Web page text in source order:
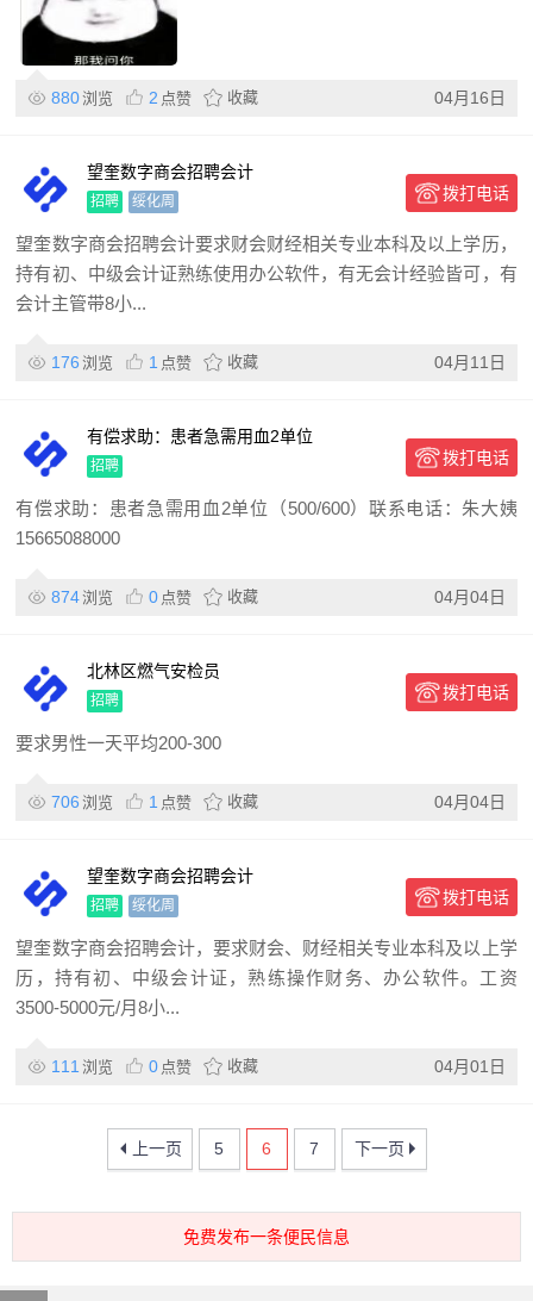
880浏览 2 点赞 收藏 04月16日
望奎数字商会招聘会计
招聘 绥化周 拨打电话
望奎数字商会招聘会计要求财会财经相关专业本科及以上学历，
持有初、中级会计证熟练使用办公软件，有无会计经验皆可，有
会计主管带8小...
176 浏览 1 点赞 收藏 04月11日
有偿求助：患者急需用血2单位
（500/600）联系电话：朱大
招聘 拨打电话
有偿求助：患者急需用血2单位（500/600）联系电话：朱大姨
15665088000
874浏览 0 点赞 收藏 04月04日
北林区燃气安检员
招聘 拨打电话
要求男性一天平均200-300
706 浏览 1 点赞 收藏 04月04日
望奎数字商会招聘会计
招聘 绥化周 拨打电话
望奎数字商会招聘会计，要求财会、财经相关专业本科及以上学
历，持有初、中级会计证，熟练操作财务、办公软件。工资
3500-5000元/月8小...
111 浏览 0 点赞 收藏 04月01日
上一页 5 6 7 下一页
免费发布一条便民信息